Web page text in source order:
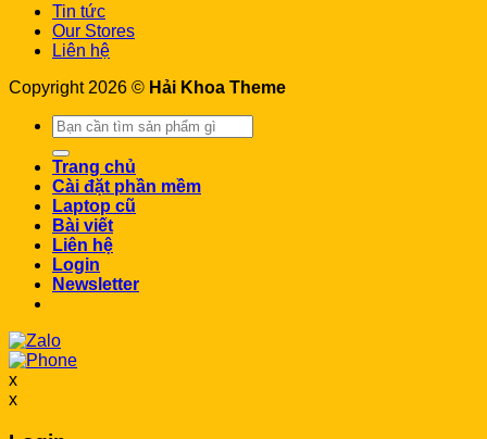
Tin tức
Our Stores
Liên hệ
Copyright 2026 © Hải Khoa Theme
Search
for:
Trang chủ
Cài đặt phần mềm
Laptop cũ
Bài viết
Liên hệ
Login
Newsletter
x
x